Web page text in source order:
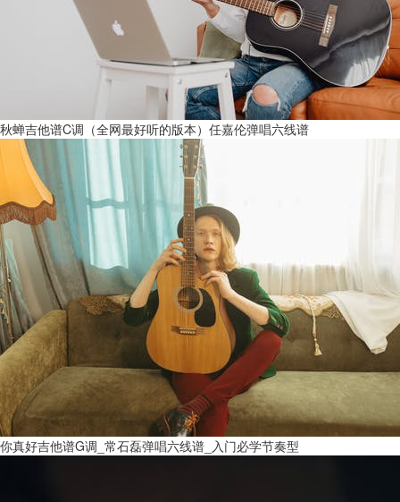
秋蝉吉他谱C调（全网最好听的版本）任嘉伦弹唱六线谱
你真好吉他谱G调_常石磊弹唱六线谱_入门必学节奏型